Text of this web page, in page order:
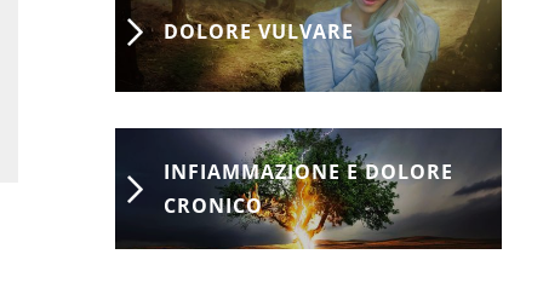
DOLORE VULVARE
INFIAMMAZIONE E DOLORE
CRONICO